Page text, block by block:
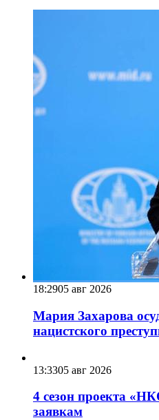
18:2905 авг 2026
Мария Захарова
нацистского
13:3305 авг 2026
4 сезон проекта
заявкам